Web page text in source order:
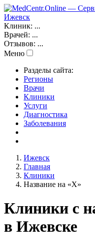
Ижевск
Клиник: ...
Врачей: ...
Отзывов: ...
Меню
Разделы сайта:
Регионы
Врачи
Клиники
Услуги
Диагностика
Заболевания
Ижевск
Главная
Клиники
Название на «Х»
Клиники с
в Ижевске